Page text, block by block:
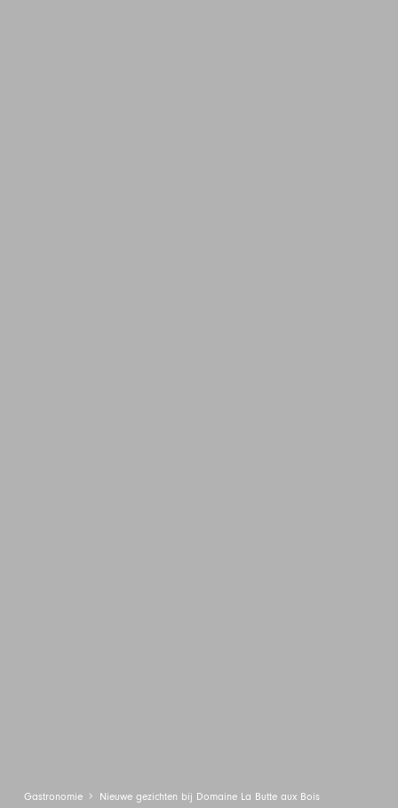
Gastronomie Nieuwe gezichten bij Domaine La Butte aux Bois